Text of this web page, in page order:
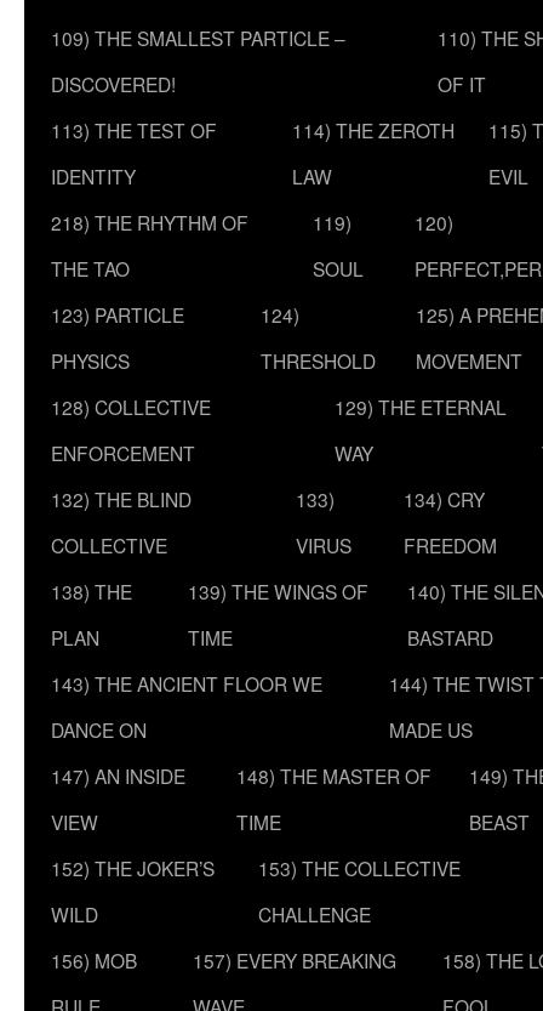
109) THE SMALLEST PARTICLE –
DISCOVERED!
110) THE
OF IT
113) THE TEST OF
IDENTITY
114) THE ZEROTH
LAW
115)
EVIL
218) THE RHYTHM OF
THE TAO
119)
SOUL
120)
123) PARTICLE
PHYSICS
124)
THRESHOLD
125) A
MOVEMENT
128) COLLECTIVE
ENFORCEMENT
129) THE ETERNAL
WAY
132) THE BLIND
COLLECTIVE
133)
VIRUS
134) CRY
FREEDOM
138) THE
PLAN
139) THE WINGS OF
TIME
140) THE
BASTARD
143) THE ANCIENT FLOOR WE
DANCE ON
144) THE TWIST
MADE US
147) AN INSIDE
VIEW
148) THE MASTER OF
TIME
149)
BEAST
152) THE JOKER’S
WILD
153) THE COLLECTIVE
CHALLENGE
156) MOB
157) EVERY BREAKING
158) THE